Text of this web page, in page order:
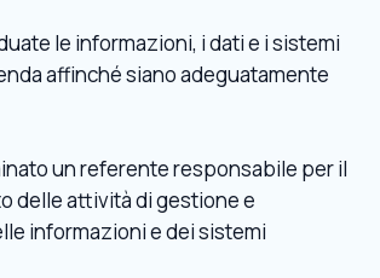
le informazioni, i dati e i sistemi
affinché siano adeguatamente
un referente responsabile per il
delle attività di gestione e
informazioni e dei sistemi